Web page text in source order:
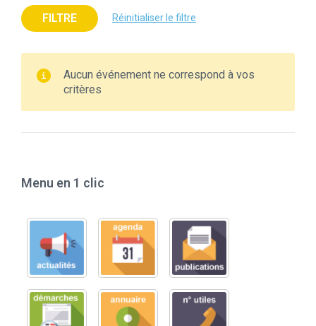
FILTRE Réinitialiser le filtre
Aucun événement ne correspond à vos
critères
Menu en 1 clic